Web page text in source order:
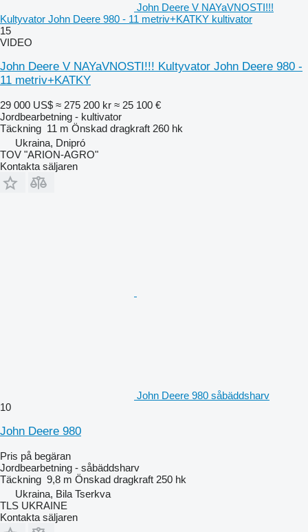
John Deere V NAYaVNOSTI!!!
Kultyvator John Deere 980 - 11 metriv+KATKY kultivator
15
VIDEO
John Deere V NAYaVNOSTI!!! Kultyvator John Deere 980 -
11 metriv+KATKY
29 000 US$ ≈ 275 200 kr ≈ 25 100 €
Jordbearbetning - kultivator
Täckning 11 m Önskad dragkraft 260 hk
Ukraina, Dnipró
TOV "ARION-AGRO"
Kontakta säljaren
John Deere 980 såbäddsharv
10
John Deere 980
Pris på begäran
Jordbearbetning - såbäddsharv
Täckning 9,8 m Önskad dragkraft 250 hk
Ukraina, Bila Tserkva
TLS UKRAINE
Kontakta säljaren